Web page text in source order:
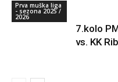
Prva muška liga
- sezona 2025 /
2026
7.kolo
vs. KK